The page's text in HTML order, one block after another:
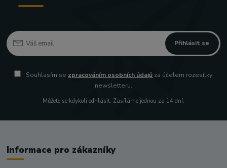
Přihlásit se
Souhlasím se zpracováním osobních údajů za účelem rozesílky
newsletteru.
Můžete se kdykoli odhlásit. Zasíláme jednou za 14 dní.
Informace pro zákazníky